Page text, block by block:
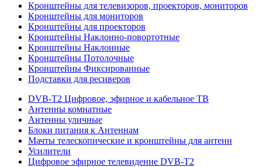
Кронштейны для телевизоров, проекторов, мониторов
Кронштейны для мониторов
Кронштейны для проекторов
Кронштейны Наклонно-повортотные
Кронштейны Наклонные
Кронштейны Потолочные
Кронштейны Фиксированные
Подставки для ресиверов
DVB-T2 Цифровое, эфирное и кабельное ТВ
Антенны комнатные
Антенны уличные
Блоки питания к Антеннам
Мачты телескопические и кронштейны для антенн
Усилители
Цифровое эфирное телевидение DVB-Т2